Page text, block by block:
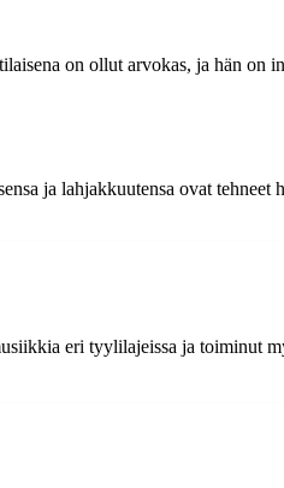
on ollut arvokas, ja hän
ja lahjakkuutensa ovat tehneet
eri tyylilajeissa ja toiminut